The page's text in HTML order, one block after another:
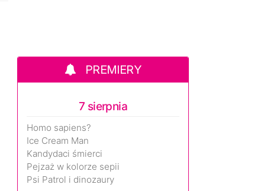
PREMIERY
7 sierpnia
Homo sapiens?
Ice Cream Man
Kandydaci śmierci
Pejzaż w kolorze sepii
Psi Patrol i dinozaury